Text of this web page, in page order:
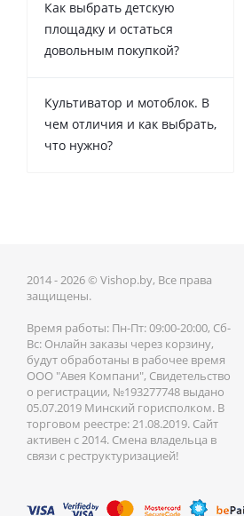
Как выбрать детскую
площадку и остаться
довольным покупкой?
Культиватор и мотоблок. В
чем отличия и как выбрать,
что нужно?
2014 - 2026 © Vishop.by, Все права
защищены.
Время работы: Пн-Пт: 09:00-20:00, Сб-
Вс: Онлайн заказы через корзину,
будут обработаны в рабочее время
ООО "Авея Компани", Свидетельство
о регистрации, №193277748 выдано
05.07.2019 Минский горисполком. В
торговом реестре: 21.08.2019. Сайт
активен с 2014. Смена владельца в
связи с реструктуризацией!